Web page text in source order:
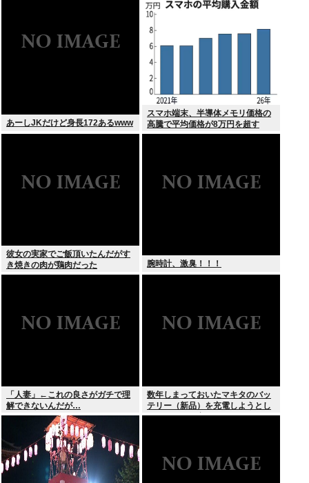
あーしJKだけど身長172あるwww
スマホ端末、半導体メモリ価格の
高騰で平均価格が8万円を超す
彼女の実家でご飯頂いたんだがす
き焼きの肉が鶏肉だった
腕時計、激臭！！！
「人妻」←これの良さがガチで理
解できないんだが…
数年しまっておいたマキタのバッ
テリー（新品）を充電しようとし
たらエラーで充電できないんだ